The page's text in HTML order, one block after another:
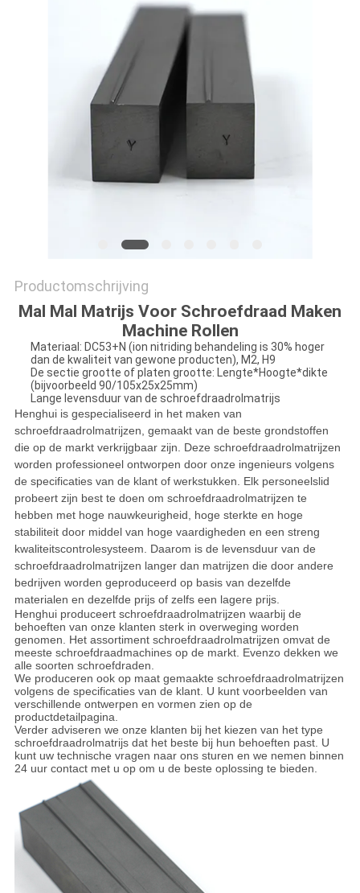
PRIVACYBELEID
Productomschrijving
Mal Mal Matrijs Voor Schroefdraad Maken
Machine Rollen
Materiaal: DC53+N (ion nitriding behandeling is 30% hoger
dan de kwaliteit van gewone producten), M2, H9
De sectie grootte of platen grootte: Lengte*Hoogte*dikte
(bijvoorbeeld 90/105x25x25mm)
Lange levensduur van de schroefdraadrolmatrijs
Henghui is gespecialiseerd in het maken van
schroefdraadrolmatrijzen, gemaakt van de beste grondstoffen
die op de markt verkrijgbaar zijn. Deze schroefdraadrolmatrijzen
worden professioneel ontworpen door onze ingenieurs volgens
de specificaties van de klant of werkstukken. Elk personeelslid
probeert zijn best te doen om schroefdraadrolmatrijzen te
hebben met hoge nauwkeurigheid, hoge sterkte en hoge
stabiliteit door middel van hoge vaardigheden en een streng
kwaliteitscontrolesysteem. Daarom is de levensduur van de
schroefdraadrolmatrijzen langer dan matrijzen die door andere
bedrijven worden geproduceerd op basis van dezelfde
materialen en dezelfde prijs of zelfs een lagere prijs.
Henghui produceert schroefdraadrolmatrijzen waarbij de
behoeften van onze klanten sterk in overweging worden
genomen. Het assortiment schroefdraadrolmatrijzen omvat de
meeste schroefdraadmachines op de markt. Evenzo dekken we
alle soorten schroefdraden.
We produceren ook op maat gemaakte schroefdraadrolmatrijzen
volgens de specificaties van de klant. U kunt voorbeelden van
verschillende ontwerpen en vormen zien op de
productdetailpagina.
Verder adviseren we onze klanten bij het kiezen van het type
schroefdraadrolmatrijs dat het beste bij hun behoeften past. U
kunt uw technische vragen naar ons sturen en we nemen binnen
24 uur contact met u op om u de beste oplossing te bieden.